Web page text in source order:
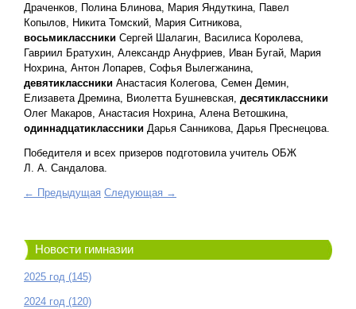
Драченков, Полина Блинова, Мария Яндуткина, Павел
Копылов, Никита Томский, Мария Ситникова,
восьмиклассники Сергей Шалагин, Василиса Королева,
Гавриил Братухин, Александр Ануфриев, Иван Бугай, Мария
Нохрина, Антон Лопарев, Софья Вылегжанина,
девятиклассники Анастасия Колегова, Семен Демин,
Елизавета Дремина, Виолетта Бушневская, десятиклассники
Олег Макаров, Анастасия Нохрина, Алена Ветошкина,
одиннадцатиклассники Дарья Санникова, Дарья Преснецова.
Победителя и всех призеров подготовила учитель ОБЖ
Л. А. Сандалова.
← Предыдущая Следующая →
Новости гимназии
2025 год (145)
2024 год (120)